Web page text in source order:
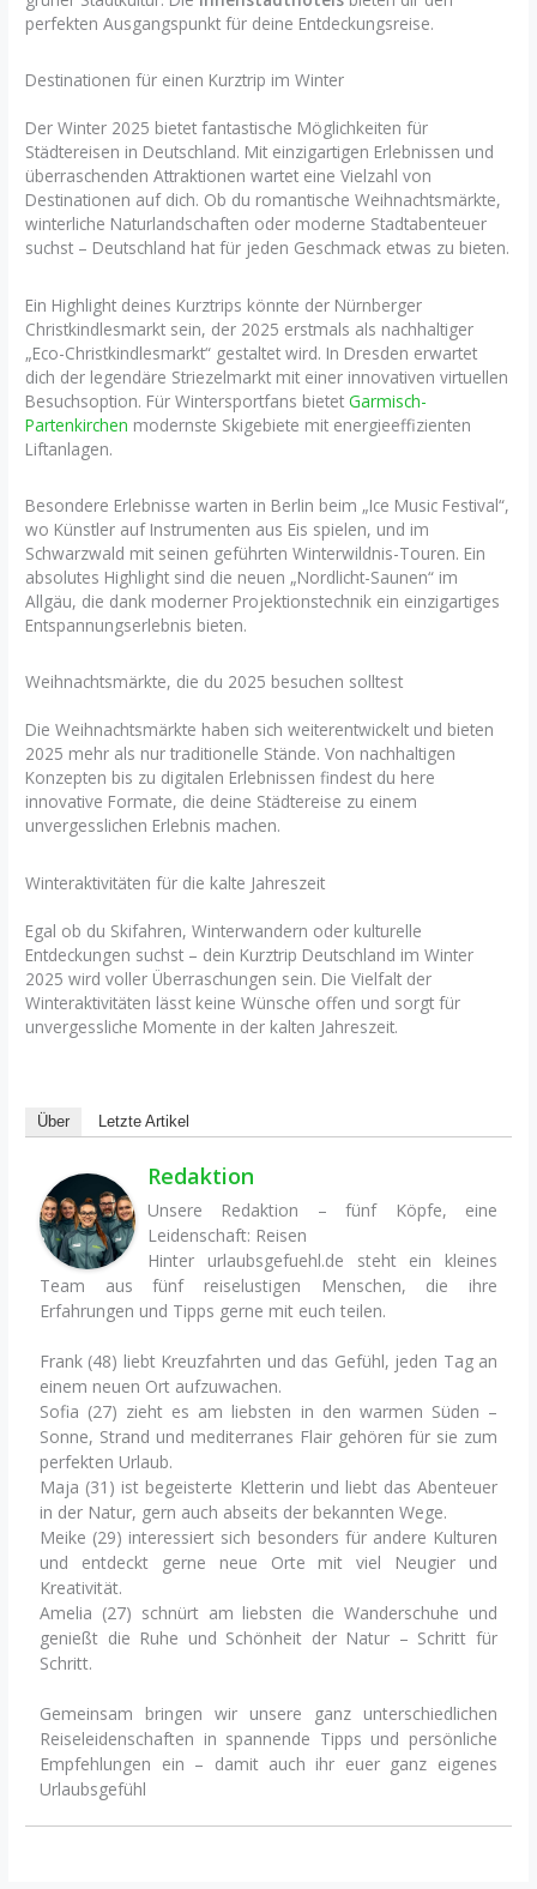
perfekten Ausgangspunkt für deine Entdeckungsreise.
Destinationen für einen Kurztrip im Winter
Der Winter 2025 bietet fantastische Möglichkeiten für
Städtereisen in Deutschland. Mit einzigartigen Erlebnissen und
überraschenden Attraktionen wartet eine Vielzahl von
Destinationen auf dich. Ob du romantische Weihnachtsmärkte,
winterliche Naturlandschaften oder moderne Stadtabenteuer
suchst – Deutschland hat für jeden Geschmack etwas zu bieten.
Ein Highlight deines Kurztrips könnte der Nürnberger
Christkindlesmarkt sein, der 2025 erstmals als nachhaltiger
„Eco-Christkindlesmarkt“ gestaltet wird. In Dresden erwartet
dich der legendäre Striezelmarkt mit einer innovativen virtuellen
Besuchsoption. Für Wintersportfans bietetGarmisch-
Partenkirchen modernste Skigebiete mit energieeffizienten
Liftanlagen.
Besondere Erlebnisse warten in Berlin beim „Ice Music Festival“,
wo Künstler auf Instrumenten aus Eis spielen, und im
Schwarzwald mit seinen geführten Winterwildnis-Touren. Ein
absolutes Highlight sind die neuen „Nordlicht-Saunen“ im
Allgäu, die dank moderner Projektionstechnik ein einzigartiges
Entspannungserlebnis bieten.
Weihnachtsmärkte, die du 2025 besuchen solltest
Die Weihnachtsmärkte haben sich weiterentwickelt und bieten
2025 mehr als nur traditionelle Stände. Von nachhaltigen
Konzepten bis zu digitalen Erlebnissen findest du here
innovative Formate, die deine Städtereise zu einem
unvergesslichen Erlebnis machen.
Winteraktivitäten für die kalte Jahreszeit
Egal ob du Skifahren, Winterwandern oder kulturelle
Entdeckungen suchst – dein Kurztrip Deutschland im Winter
2025 wird voller Überraschungen sein. Die Vielfalt der
Winteraktivitäten lässt keine Wünsche offen und sorgt für
unvergessliche Momente in der kalten Jahreszeit.
Über Letzte Artikel
Redaktion
Unsere Redaktion – fünf Köpfe, eine
Leidenschaft: Reisen
Hinter urlaubsgefuehl.de steht ein kleines
Team aus fünf reiselustigen Menschen, die ihre
Erfahrungen und Tipps gerne mit euch teilen.
Frank (48) liebt Kreuzfahrten und das Gefühl, jeden Tag an
einem neuen Ort aufzuwachen.
Sofia (27) zieht es am liebsten in den warmen Süden –
Sonne, Strand und mediterranes Flair gehören für sie zum
perfekten Urlaub.
Maja (31) ist begeisterte Kletterin und liebt das Abenteuer
in der Natur, gern auch abseits der bekannten Wege.
Meike (29) interessiert sich besonders für andere Kulturen
und entdeckt gerne neue Orte mit viel Neugier und
Kreativität.
Amelia (27) schnürt am liebsten die Wanderschuhe und
genießt die Ruhe und Schönheit der Natur – Schritt für
Schritt.
Gemeinsam bringen wir unsere ganz unterschiedlichen
Reiseleidenschaften in spannende Tipps und persönliche
Empfehlungen ein – damit auch ihr euer ganz eigenes
Urlaubsgefühl